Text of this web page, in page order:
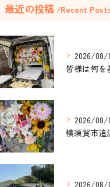
最近の投稿 Recent
2026/08/
2026/08/
2026/08/